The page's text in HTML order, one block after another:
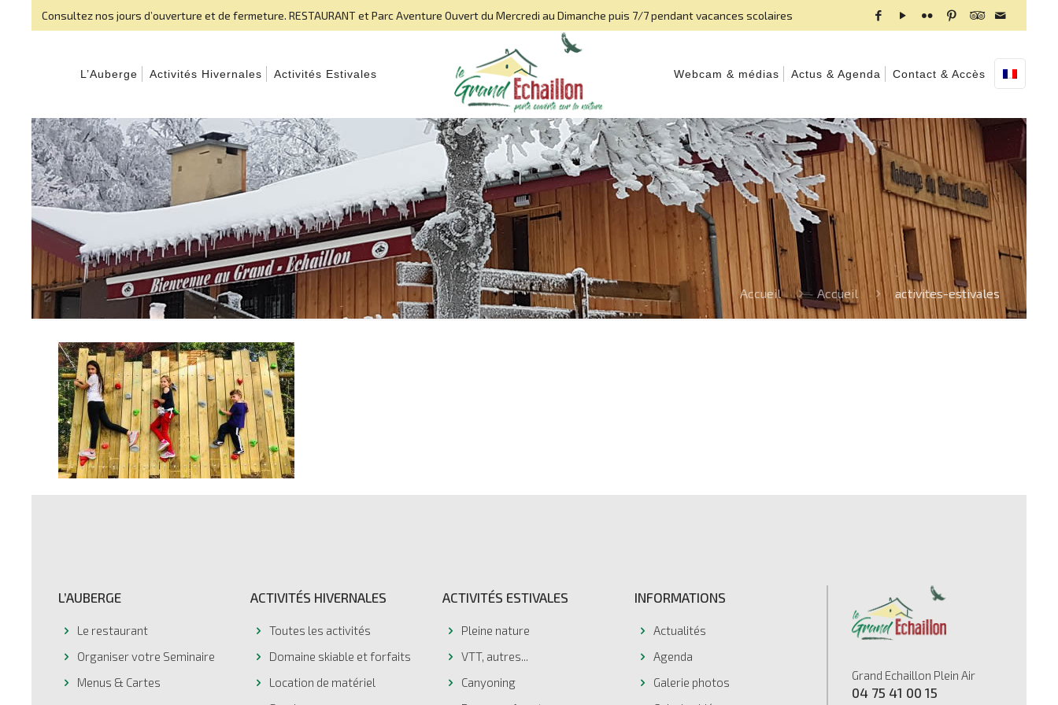
Consultez nos jours d’ouverture et de fermeture. RESTAURANT et Parc Aventure Ouvert du Mercredi au Dimanche puis 7/7 pendant vacances scolaires
L’Auberge Activités Hivernales Activités Estivales Webcam & médias Actus & Agenda Contact & Accès
Accueil Accueil activites-estivales
L’AUBERGE
Le restaurant
Organiser votre Seminaire
Menus & Cartes
ACTIVITÉS HIVERNALES
Toutes les activités
Domaine skiable et forfaits
Location de matériel
ACTIVITÉS ESTIVALES
Pleine nature
VTT, autres...
Canyoning
INFORMATIONS
Actualités
Agenda
Galerie photos
Grand Echaillon Plein Air
04 75 41 00 15